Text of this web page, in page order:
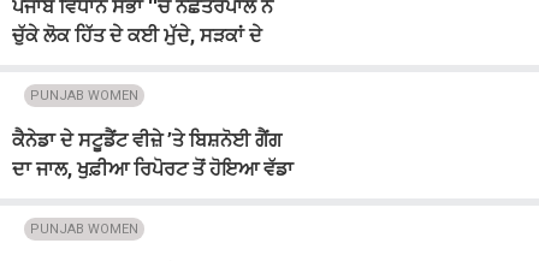
ਪੰਜਾਬ ਵਿਧਾਨ ਸਭਾ ''ਚ ਨਛੱਤਰਪਾਲ ਨੇ
ਚੁੱਕੇ ਲੋਕ ਹਿੱਤ ਦੇ ਕਈ ਮੁੱਦੇ, ਸੜਕਾਂ ਦੇ
PUNJAB WOMEN
ਕੈਨੇਡਾ ਦੇ ਸਟੂਡੈਂਟ ਵੀਜ਼ੇ ’ਤੇ ਬਿਸ਼ਨੋਈ ਗੈਂਗ
ਦਾ ਜਾਲ, ਖੁਫ਼ੀਆ ਰਿਪੋਰਟ ਤੋਂ ਹੋਇਆ ਵੱਡਾ
PUNJAB WOMEN